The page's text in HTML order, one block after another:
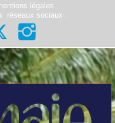
légales
réseaux sociaux :